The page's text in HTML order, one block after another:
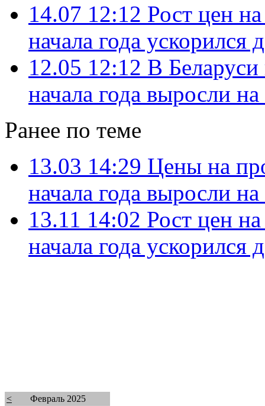
14.07 12:12 Рост цен
начала года ускорился
12.05 12:12 В
начала года выросли
Ранее по теме
13.03 14:29 Цены на
начала года выросли
13.11 14:02 Рост цен
начала года ускорился
<
Февраль 2025